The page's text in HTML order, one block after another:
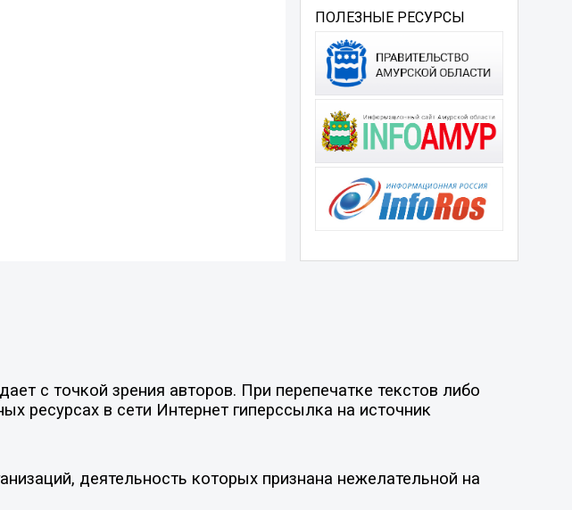
ПОЛЕЗНЫЕ РЕСУРСЫ
с точкой зрения авторов. При перепечатке текстов либо
ресурсах в сети Интернет гиперссылка на источник
деятельность которых признана нежелательной на